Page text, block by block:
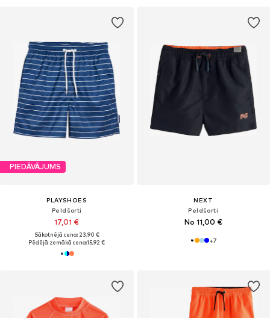
PIEDĀVĀJUMS
PLAYSHOES
Peldšorti
17,01 €
Sākotnējā cena: 23,90 €
Pēdējā zemākā cena:15,92 €
NEXT
Peldšorti
No 11,00 €
+7